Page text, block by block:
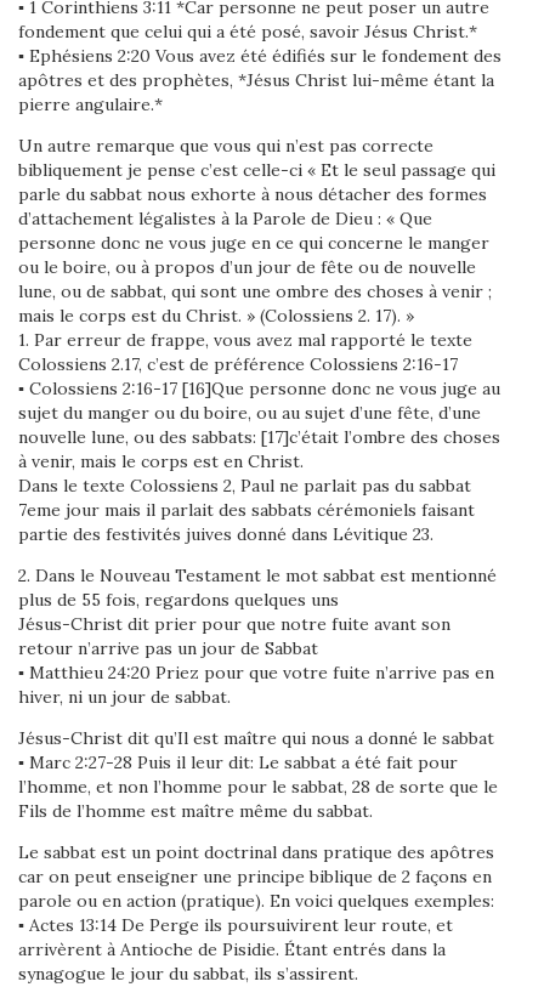
▪ 1 Corinthiens 3:11 *Car personne ne peut poser un autre
fondement que celui qui a été posé, savoir Jésus Christ.*
▪ Ephésiens 2:20 Vous avez été édifiés sur le fondement des
apôtres et des prophètes, *Jésus Christ lui-même étant la
pierre angulaire.*
Un autre remarque que vous qui n’est pas correcte
bibliquement je pense c’est celle-ci « Et le seul passage qui
parle du sabbat nous exhorte à nous détacher des formes
d’attachement légalistes à la Parole de Dieu : « Que
personne donc ne vous juge en ce qui concerne le manger
ou le boire, ou à propos d’un jour de fête ou de nouvelle
lune, ou de sabbat, qui sont une ombre des choses à venir ;
mais le corps est du Christ. » (Colossiens 2. 17). »
1. Par erreur de frappe, vous avez mal rapporté le texte
Colossiens 2.17, c’est de préférence Colossiens 2:16-17
▪ Colossiens 2:16-17 [16]Que personne donc ne vous juge au
sujet du manger ou du boire, ou au sujet d’une fête, d’une
nouvelle lune, ou des sabbats: [17]c’était l’ombre des choses
à venir, mais le corps est en Christ.
Dans le texte Colossiens 2, Paul ne parlait pas du sabbat
7eme jour mais il parlait des sabbats cérémoniels faisant
partie des festivités juives donné dans Lévitique 23.
2. Dans le Nouveau Testament le mot sabbat est mentionné
plus de 55 fois, regardons quelques uns
Jésus-Christ dit prier pour que notre fuite avant son
retour n’arrive pas un jour de Sabbat
▪ Matthieu 24:20 Priez pour que votre fuite n’arrive pas en
hiver, ni un jour de sabbat.
Jésus-Christ dit qu’Il est maître qui nous a donné le sabbat
▪ Marc 2:27-28 Puis il leur dit: Le sabbat a été fait pour
l’homme, et non l’homme pour le sabbat, 28 de sorte que le
Fils de l’homme est maître même du sabbat.
Le sabbat est un point doctrinal dans pratique des apôtres
car on peut enseigner une principe biblique de 2 façons en
parole ou en action (pratique). En voici quelques exemples:
▪ Actes 13:14 De Perge ils poursuivirent leur route, et
arrivèrent à Antioche de Pisidie. Étant entrés dans la
synagogue le jour du sabbat, ils s’assirent.